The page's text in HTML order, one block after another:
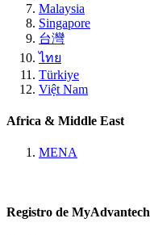
Malaysia
Singapore
台灣
ไทย
Türkiye
Việt Nam
Africa & Middle East
MENA
Registro de MyAdvantech